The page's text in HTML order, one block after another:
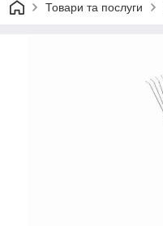
Товари та послуги